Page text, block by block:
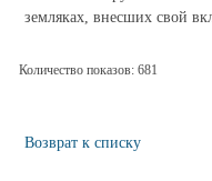
земляках, внесших свой
Количество показов: 681
Возврат к списку